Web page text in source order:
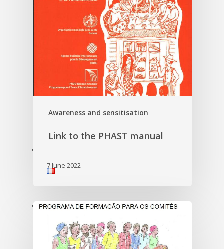
'
Awareness and sensitisation
Link to the PHAST manual
7 June 2022
'